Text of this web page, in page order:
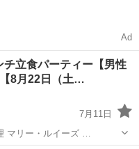
Ad
チ立食パーティー【男性
8月22日（土…
7月11日
マリー・ルイーズ …